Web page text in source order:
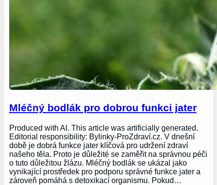
Mléčný bodlák pro dobrou funkci jater
Produced with AI. This article was artificially generated.
Editorial responsibility: Bylinky-ProZdraví.cz. V dnešní
době je dobrá funkce jater klíčová pro udržení zdraví
našeho těla. Proto je důležité se zaměřit na správnou péči
o tuto důležitou žlázu. Mléčný bodlák se ukázal jako
vynikající prostředek pro podporu správné funkce jater a
zároveň pomáhá s detoxikací organismu. Pokud…